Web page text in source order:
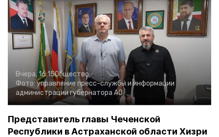
Вчера, 16:15Общество
Фото: управление пресс-службы и информации
администрации губернатора АО
Представитель главы Чеченской
Республики в Астраханской области Хизри